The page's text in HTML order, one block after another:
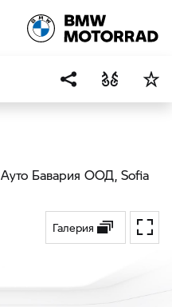
Ауто Бавария ООД, Sofia
Галерия